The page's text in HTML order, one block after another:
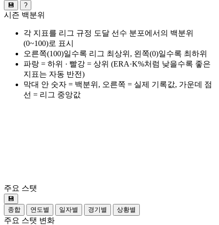
💾 ?
시즌 백분위
각 지표를 리그 규정 도달 선수 분포에서의 백분위
(0~100)로 표시
오른쪽(100)일수록 리그 최상위, 왼쪽(0)일수록 최하위
파랑 = 하위 · 빨강 = 상위 (ERA·K%처럼 낮을수록 좋은
지표는 자동 반전)
막대 안 숫자 = 백분위, 오른쪽 = 실제 기록값, 가운데 점
선 = 리그 중앙값
주요 스탯
💾
종합
연도별 일자별 경기별 상황별
주요 스탯 변화